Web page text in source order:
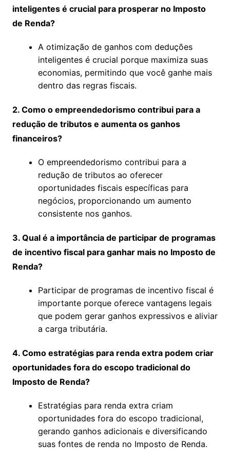
inteligentes é crucial para prosperar no Imposto
de Renda?
A otimização de ganhos com deduções
inteligentes é crucial porque maximiza suas
economias, permitindo que você ganhe mais
dentro das regras fiscais.
2. Como o empreendedorismo contribui para a
redução de tributos e aumenta os ganhos
financeiros?
O empreendedorismo contribui para a
redução de tributos ao oferecer
oportunidades fiscais específicas para
negócios, proporcionando um aumento
consistente nos ganhos.
3. Qual é a importância de participar de programas
de incentivo fiscal para ganhar mais no Imposto de
Renda?
Participar de programas de incentivo fiscal é
importante porque oferece vantagens legais
que podem gerar ganhos expressivos e aliviar
a carga tributária.
4. Como estratégias para renda extra podem criar
oportunidades fora do escopo tradicional do
Imposto de Renda?
Estratégias para renda extra criam
oportunidades fora do escopo tradicional,
gerando ganhos adicionais e diversificando
suas fontes de renda no Imposto de Renda.